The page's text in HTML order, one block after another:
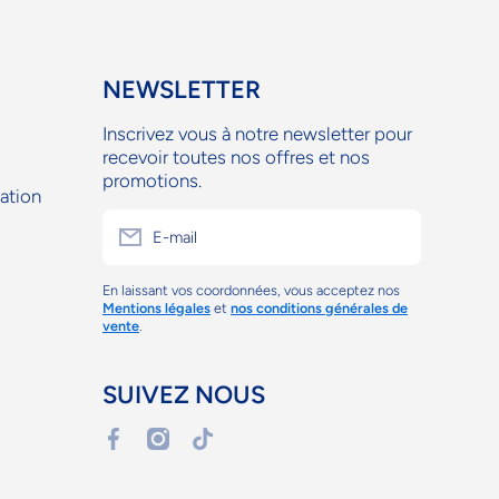
NEWSLETTER
Inscrivez vous à notre newsletter pour
recevoir toutes nos offres et nos
promotions.
E-mail
En laissant vos coordonnées, vous acceptez nos
Mentions légales et nos conditions générales de
vente.
SUIVEZ NOUS
facebookcom/diamloisirs/?
instagramcom/diamloisirsreunion
tiktokcom/@diamloisirsreun?